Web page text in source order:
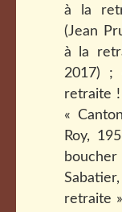
à la
(Jean
à la
2017) ;
retraite !
«
Roy,
retraite